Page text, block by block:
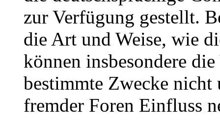
zur Verfügung gestellt.
die Art und Weise, wie
können insbesondere
bestimmte Zwecke nicht
fremder Foren Einfluss